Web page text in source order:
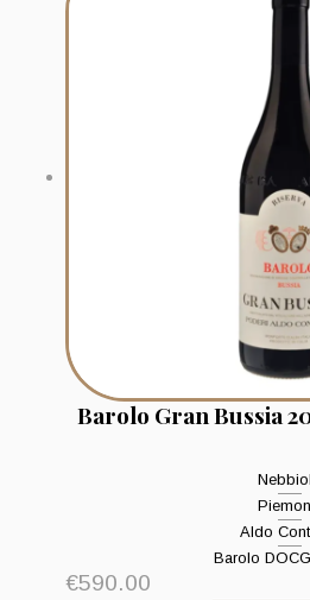
Barolo Gran Bussia
Aldo
Barolo DOCG
€590.00